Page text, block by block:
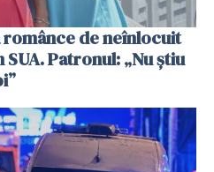
românce de neînlocuit
Patronul: „Nu știu